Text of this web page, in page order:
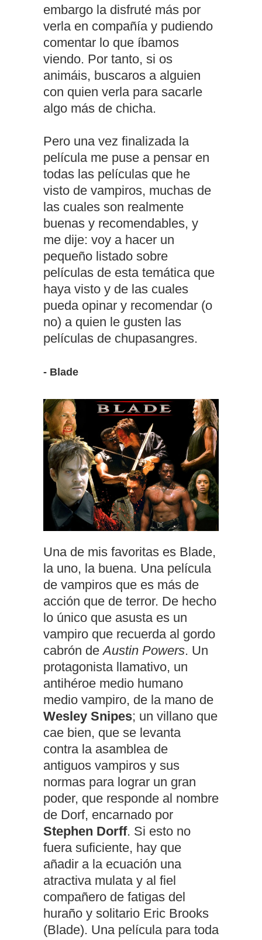
embargo la disfruté más por
verla en compañía y pudiendo
comentar lo que íbamos
viendo. Por tanto, si os
animáis, buscaros a alguien
con quien verla para sacarle
algo más de chicha.
Pero una vez finalizada la
película me puse a pensar en
todas las películas que he
visto de vampiros, muchas de
las cuales son realmente
buenas y recomendables, y
me dije: voy a hacer un
pequeño listado sobre
películas de esta temática que
haya visto y de las cuales
pueda opinar y recomendar (o
no) a quien le gusten las
películas de chupasangres.
- Blade
Una de mis favoritas es Blade,
la uno, la buena. Una película
de vampiros que es más de
acción que de terror. De hecho
lo único que asusta es un
vampiro que recuerda al gordo
cabrón deAustin Powers. Un
protagonista llamativo, un
antihéroe medio humano
medio vampiro, de la mano de
Wesley Snipes; un villano que
cae bien, que se levanta
contra la asamblea de
antiguos vampiros y sus
normas para lograr un gran
poder, que responde al nombre
de Dorf, encarnado por
Stephen Dorff. Si esto no
fuera suficiente, hay que
añadir a la ecuación una
atractiva mulata y al fiel
compañero de fatigas del
huraño y solitario Eric Brooks
(Blade). Una película para toda